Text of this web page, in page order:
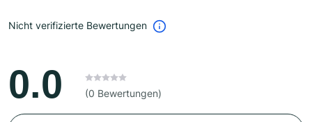
Nicht verifizierte Bewertungen
0.0 (0 Bewertungen)